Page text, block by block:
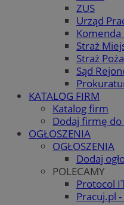
ZUS
Urząd
Komenda
Straż
Straż
Sąd
KATALOG FIRM
Katalog firm
Dodaj firmę do
OGŁOSZENIA
OGŁOSZENIA
Dodaj
POLECAMY
Protocol
Pracuj.pl